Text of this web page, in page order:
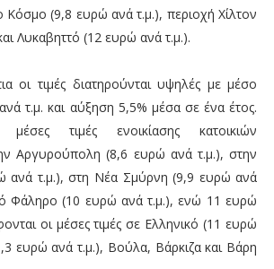
(9,8 ευρώ ανά τ.μ.), περιοχή Χίλτον
Λυκαβηττό (12 ευρώ ανά τ.μ.).
οι τιμές διατηρούνται υψηλές με μέσο
τ.μ. και αύξηση 5,5% μέσα σε ένα έτος.
τιμές ενοικίασης κατοικιών
Αργυρούπολη (8,6 ευρώ ανά τ.μ.), στην
ανά τ.μ.), στη Νέα Σμύρνη (9,9 ευρώ ανά
Φάληρο (10 ευρώ ανά τ.μ.), ενώ 11 ευρώ
οι μέσες τιμές σε Ελληνικό (11 ευρώ
ευρώ ανά τ.μ.), Βούλα, Βάρκιζα και Βάρη